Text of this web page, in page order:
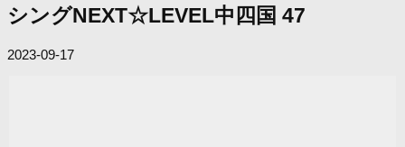
シングNEXT☆LEVEL中四国 47
2023-09-17